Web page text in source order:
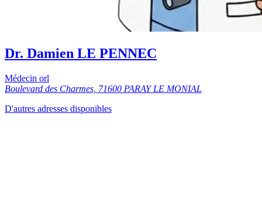
Dr. Damien LE PENNEC
Médecin orl
Boulevard des Charmes, 71600 PARAY LE MONIAL
D'autres adresses disponibles